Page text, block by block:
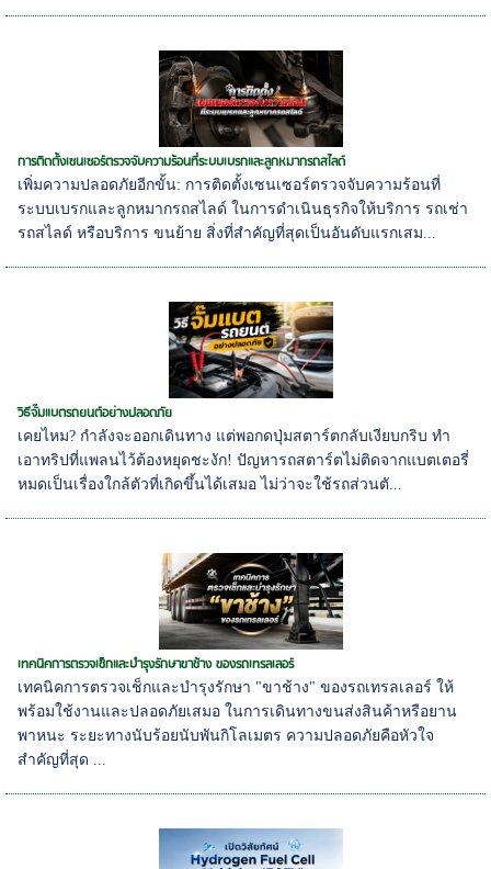
การติดตั้งเซนเซอร์ตรวจจับความร้อนที่ระบบเบรกและลูกหมากรถสไลด์
เพิ่มความปลอดภัยอีกขั้น: การติดตั้งเซนเซอร์ตรวจจับความร้อนที่
ระบบเบรกและลูกหมากรถสไลด์ ในการดำเนินธุรกิจให้บริการ รถเช่า
รถสไลด์ หรือบริการ ขนย้าย สิ่งที่สำคัญที่สุดเป็นอันดับแรกเสม...
วิธีจั๊มแบตรถยนต์อย่างปลอดภัย
เคยไหม? กำลังจะออกเดินทาง แต่พอกดปุ่มสตาร์ตกลับเงียบกริบ ทำ
เอาทริปที่แพลนไว้ต้องหยุดชะงัก! ปัญหารถสตาร์ตไม่ติดจากแบตเตอรี่
หมดเป็นเรื่องใกล้ตัวที่เกิดขึ้นได้เสมอ ไม่ว่าจะใช้รถส่วนตั...
เทคนิคการตรวจเช็กและบำรุงรักษาขาช้าง ของรถเทรลเลอร์
เทคนิคการตรวจเช็กและบำรุงรักษา "ขาช้าง" ของรถเทรลเลอร์ ให้
พร้อมใช้งานและปลอดภัยเสมอ ในการเดินทางขนส่งสินค้าหรือยาน
พาหนะ ระยะทางนับร้อยนับพันกิโลเมตร ความปลอดภัยคือหัวใจ
สำคัญที่สุด ...